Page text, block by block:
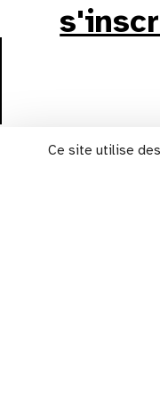
Ce site utilise